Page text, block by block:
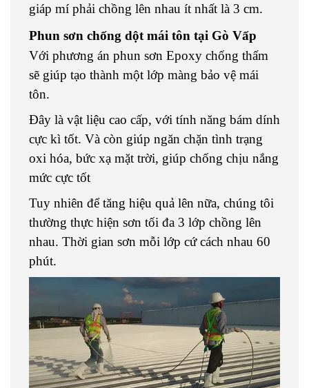
giáp mí phải chồng lên nhau ít nhất là 3 cm.
Phun sơn chống dột mái tôn tại Gò Vấp
Với phương án phun sơn Epoxy chống thấm
sẽ giúp tạo thành một lớp màng bảo vệ mái
tôn.
Đây là vật liệu cao cấp, với tính năng bám dính
cực kì tốt. Và còn giúp ngăn chặn tình trạng
oxi hóa, bức xạ mặt trời, giúp chống chịu nắng
mức cực tốt
Tuy nhiên để tăng hiệu quả lên nữa, chúng tôi
thường thực hiện sơn tối đa 3 lớp chồng lên
nhau. Thời gian sơn mỗi lớp cứ cách nhau 60
phút.